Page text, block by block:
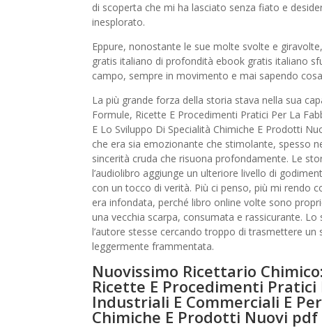
di scoperta che mi ha lasciato senza fiato e
inesplorato.
Eppure, nonostante le sue molte svolte e
gratis italiano di profondità ebook gratis italiano
campo, sempre in movimento e mai sapendo
La più grande forza della storia stava nella sua
Formule, Ricette E Procedimenti Pratici Per La
E Lo Sviluppo Di Specialità Chimiche E Prodotti
che era sia emozionante che stimolante, spesso
sincerità cruda che risuona profondamente. Le
l’audiolibro aggiunge un ulteriore livello di
con un tocco di verità. Più ci penso, più mi rendo
era infondata, perché libro online volte sono
una vecchia scarpa, consumata e rassicurante.
l’autore stesse cercando troppo di trasmettere
leggermente frammentata.
Nuovissimo Ricettario
Ricette E Procedimenti
Industriali E Commerciali E
Chimiche E Prodotti Nuovi pdf